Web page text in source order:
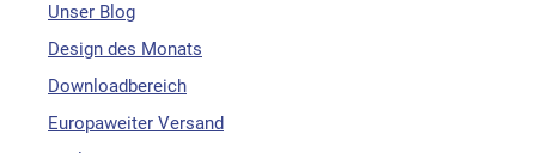
Unser Blog
Design des Monats
Downloadbereich
Europaweiter Versand